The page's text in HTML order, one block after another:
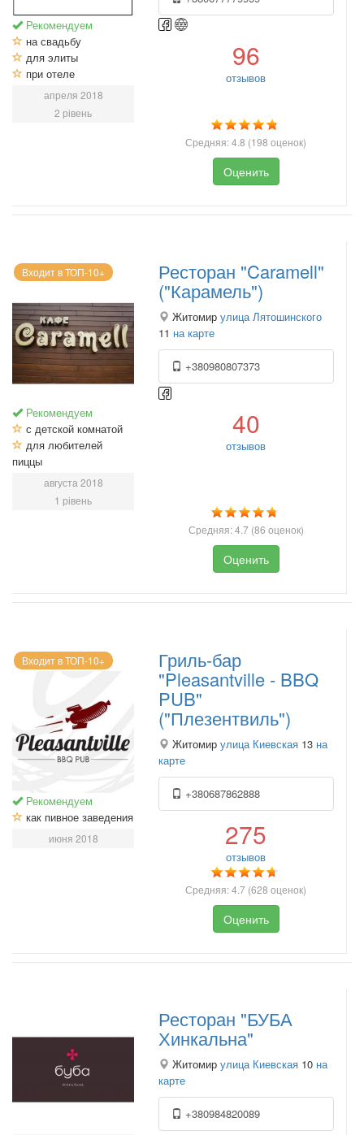
Рекомендуем
на свадьбу
для элиты
при отеле
апреля 2018
2 рівень
96
отзывов
Средняя:4.8 (198 оценок)
Оценить
Входит в ТОП-10+
Рекомендуем
с детской комнатой
для любителей
пиццы
августа 2018
1 рівень
Ресторан "Caramell"
("Карамель")
Житомир улица Лятошинского
11 на карте
+380980807373
40
отзывов
Средняя:4.7 (86 оценок)
Оценить
Входит в ТОП-10+
Рекомендуем
как пивное заведения
июня 2018
Гриль-бар
"Pleasantville - BBQ
PUB"
("Плезентвиль")
Житомир улица Киевская 13 на
карте
+380687862888
275
отзывов
Средняя:4.7 (628 оценок)
Оценить
Ресторан "БУБА
Хинкальна"
Житомир улица Киевская 10 на
карте
+380984820089